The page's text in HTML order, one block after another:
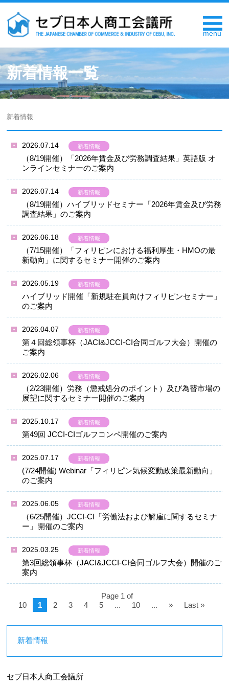
新着情報一覧
新着情報
2026.07.14 新着情報
（8/19開催）「2026年賃金及び労務調査結果」英語版 オ
ンラインセミナーのご案内
2026.07.14 新着情報
（8/19開催）ハイブリッドセミナー「2026年賃金及び労務
調査結果」のご案内
2026.06.18 新着情報
（7/15開催）「フィリピンにおける福利厚生・HMOの最
新動向」に関するセミナー開催のご案内
2026.05.19 新着情報
ハイブリッド開催「新規駐在員向けフィリピンセミナー」
のご案内
2026.04.07 新着情報
第４回総領事杯（JACI&JCCI-CI合同ゴルフ大会）開催の
ご案内
2026.02.06 新着情報
（2/23開催）労務（懲戒処分のポイント）及び為替市場の
展望に関するセミナー開催のご案内
2025.10.17 新着情報
第49回 JCCI-CIゴルフコンペ開催のご案内
2025.07.17 新着情報
(7/24開催) Webinar「フィリピン気候変動政策最新動向」
のご案内
2025.06.05 新着情報
（6/25開催）JCCI-CI「労働法および解雇に関するセミナ
ー」開催のご案内
2025.03.25 新着情報
第3回総領事杯（JACI&JCCI-CI合同ゴルフ大会）開催のご
案内
Page 1 of
10
1 2 3 4 5 ... 10 ... » Last »
新着情報
セブ日本人商工会議所